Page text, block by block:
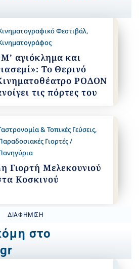
Φεστιβάλ,
αγιόκλημα και
Το Θερινό
ΡΟΔΟΝ
τις πόρτες του
& Τοπικές Γεύσεις,
Γιορτές /
Γιορτή Μελεκουνιού
Κοσκινού
ΔΙΑΦΉΜΙΣΗ
στο